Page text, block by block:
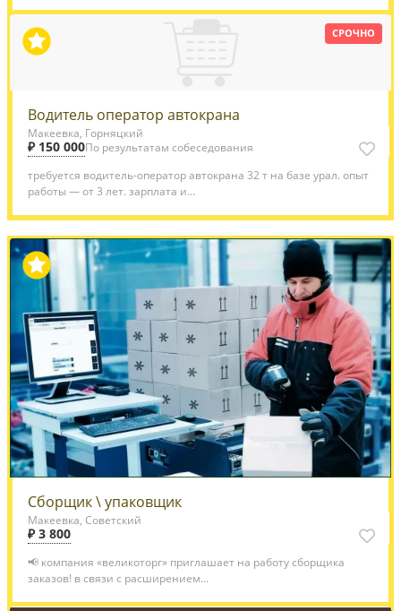
СРОЧНО
Водитель оператор автокрана
Макеевка, Горняцкий
₽ 150 000По результатам собеседования
требуется водитель-оператор автокрана 32 т на базе урал. опыт
работы — от 3 лет. зарплата и...
Сборщик \ упаковщик
Макеевка, Советский
₽ 3 800
📢 компания «великоторг» приглашает на работу сборщика
заказов! в связи с расширением...